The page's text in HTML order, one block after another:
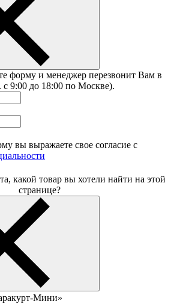
форму и менеджер перезвонит Вам в
с 9:00 до 18:00 по Москве).
вы выражаете свое согласие с
какой товар вы хотели найти на этой
странице?
Мини»